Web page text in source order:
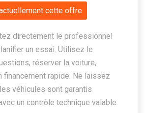
cette offre
directement le professionnel
un essai. Utilisez le
réserver la voiture,
financement rapide. Ne laissez
véhicules sont garantis
un contrôle technique valable.